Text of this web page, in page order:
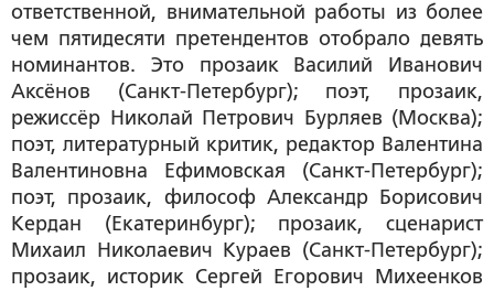
ответственной, внимательной работы из более
чем пятидесяти претендентов отобрало девять
номинантов. Это прозаик Василий Иванович
Аксёнов (Санкт-Петербург); поэт, прозаик,
режиссёр Николай Петрович Бурляев (Москва);
поэт, литературный критик, редактор Валентина
Валентиновна Ефимовская (Санкт-Петербург);
поэт, прозаик, философ Александр Борисович
Кердан (Екатеринбург); прозаик, сценарист
Михаил Николаевич Кураев (Санкт-Петербург);
прозаик, историк Сергей Егорович Михеенков